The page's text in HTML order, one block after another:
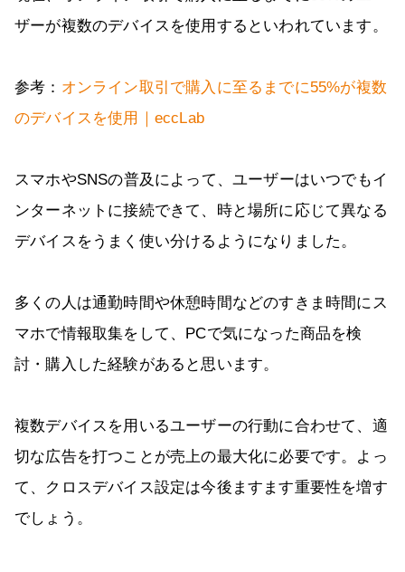
ザーが複数のデバイスを使用するといわれています。
参考： オンライン取引で購入に至るまでに55%が複数
のデバイスを使用｜eccLab
スマホやSNSの普及によって、ユーザーはいつでもイ
ンターネットに接続できて、時と場所に応じて異なる
デバイスをうまく使い分けるようになりました。
多くの人は通勤時間や休憩時間などのすきま時間にス
マホで情報取集をして、PCで気になった商品を検
討・購入した経験があると思います。
複数デバイスを用いるユーザーの行動に合わせて、適
切な広告を打つことが売上の最大化に必要です。よっ
て、クロスデバイス設定は今後ますます重要性を増す
でしょう。